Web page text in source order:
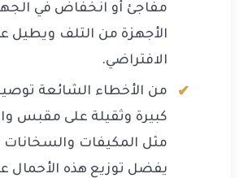
مفاجئ أو انخفاض في
الأجهزة من التلف ويطيل
الافتراضي.
من الأخطاء الشائعة
كبيرة وثقيلة على مقبس
مثل المكيفات والسخانات
يفضل توزيع هذه الأحمال